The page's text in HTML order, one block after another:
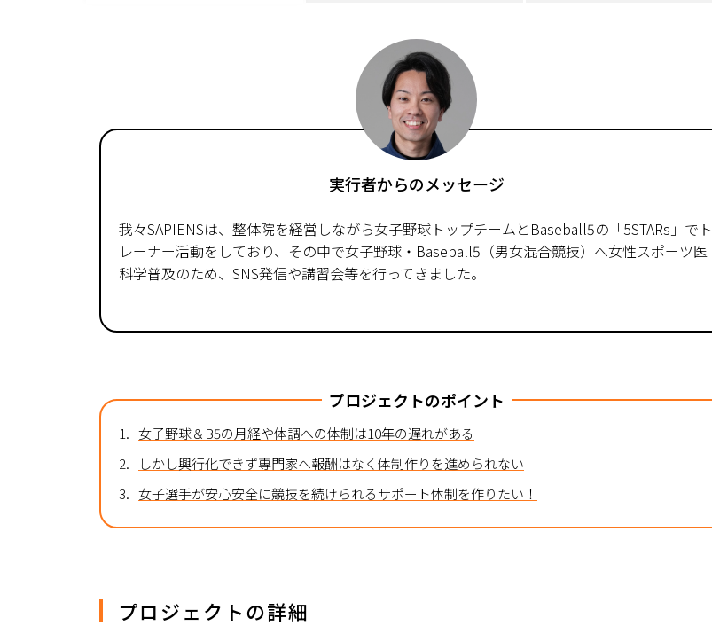
実行者からのメッセージ
我々SAPIENSは、整体院を経営しながら女子野球トップチームとBaseball5の「5STARs」でト
レーナー活動をしており、その中で女子野球・Baseball5（男女混合競技）へ女性スポーツ医
科学普及のため、SNS発信や講習会等を行ってきました。
プロジェクトのポイント
1. 女子野球＆B5の月経や体調への体制は10年の遅れがある
2.
しかし興行化できず専門家へ報酬はなく体制作りを進められない
3. 女子選手が安心安全に競技を続けられるサポート体制を作りたい！
プロジェクトの詳細